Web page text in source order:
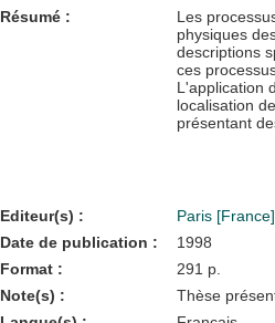
Résumé :
Les
physiques
descriptions
ces
L'application
localisation
présentant
Editeur(s) :
Paris
Date de publication :
1998
Format :
291 p.
Note(s) :
Thèse